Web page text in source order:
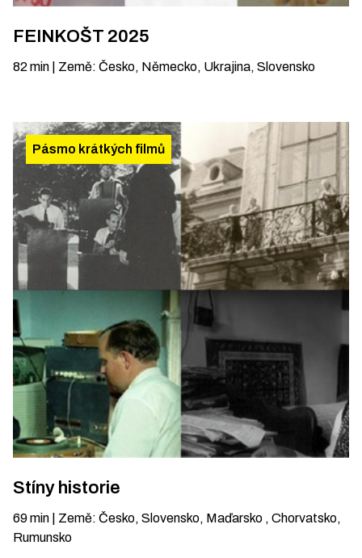
FEINKOŠT 2025
82 min Země: Česko, Německo, Ukrajina, Slovensko
Pásmo krátkých filmů
Stíny historie
69min Země: Česko, Slovensko, Maďarsko , Chorvatsko,
Rumunsko